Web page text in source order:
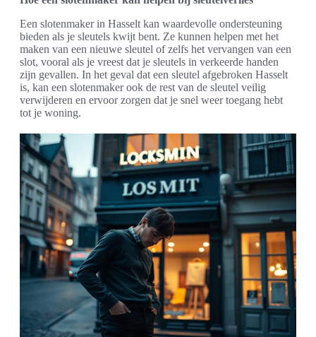
Een slotenmaker in Hasselt kan waardevolle ondersteuning
bieden als je sleutels kwijt bent. Ze kunnen helpen met het
maken van een nieuwe sleutel of zelfs het vervangen van een
slot, vooral als je vreest dat je sleutels in verkeerde handen
zijn gevallen. In het geval dat een sleutel afgebroken Hasselt
is, kan een slotenmaker ook de rest van de sleutel veilig
verwijderen en ervoor zorgen dat je snel weer toegang hebt
tot je woning.